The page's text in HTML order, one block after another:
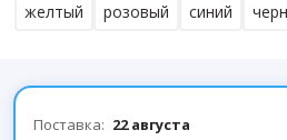
желтый
розовый синий
Поставка: 22 августа